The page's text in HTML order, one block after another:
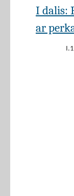
I dalis:
ar